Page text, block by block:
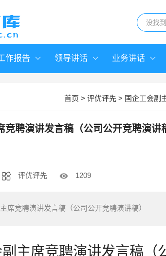
作报告 领导讲话 业务讲话
首页 > 评优评先 > 国企工会副
竞聘演讲发言稿（公司公开竞聘演讲
评优评先 1209
席竞聘演讲发言稿（公司公开竞聘演讲稿）
主席竞聘演讲发言稿（